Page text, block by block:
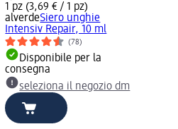
1 pz (3,69 € / 1 pz)
alverdeSiero unghie
Intensiv Repair, 10 ml
(78)
Disponibile per la
consegna
seleziona il negozio dm